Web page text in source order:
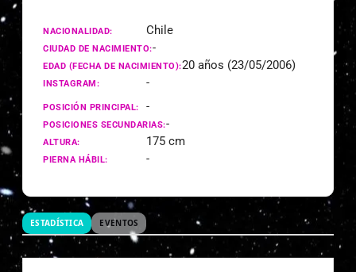
NACIONALIDAD: Chile
CIUDAD DE NACIMIENTO:-
EDAD (FECHA DE NACIMIENTO):20 años (23/05/2006)
INSTAGRAM: -
POSICIÓN PRINCIPAL: -
POSICIONES SECUNDARIAS:-
ALTURA: 175 cm
PIERNA HÁBIL: -
ESTADÍSTICA EVENTOS